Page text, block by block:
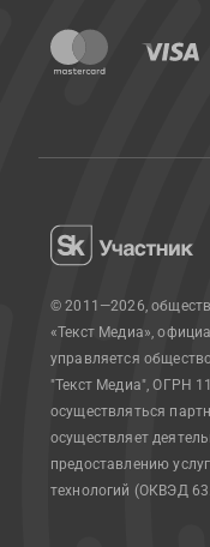
© 2011—2026,
«Текст Медиа»,
управляется
"Текст Медиа", ОГРН
осуществляться
осуществляет
предоставлению
технологий (ОКВЭД